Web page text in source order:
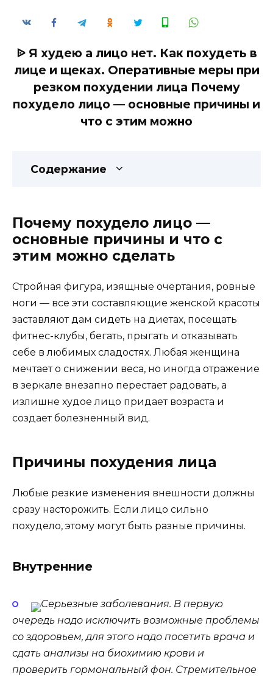
ᐉ Я худею а лицо нет. Как похудеть в
лице и щеках. Оперативные меры при
резком похудении лица Почему
похудело лицо — основные причины и
что с этим можно
Содержание
Почему похудело лицо —
основные причины и что с
этим можно сделать
Стройная фигура, изящные очертания, ровные
ноги — все эти составляющие женской красоты
заставляют дам сидеть на диетах, посещать
фитнес-клубы, бегать, прыгать и отказывать
себе в любимых сладостях. Любая женщина
мечтает о снижении веса, но иногда отражение
в зеркале внезапно перестает радовать, а
излишне худое лицо придает возраста и
создает болезненный вид.
Причины похудения лица
Любые резкие изменения внешности должны
сразу насторожить. Если лицо сильно
похудело, этому могут быть разные причины.
Внутренние
Серьезные заболевания. В первую
очередь надо исключить возможные проблемы
со здоровьем, для этого надо посетить врача и
сдать анализы на биохимию крови и
проверить гормональный фон. Стремительное